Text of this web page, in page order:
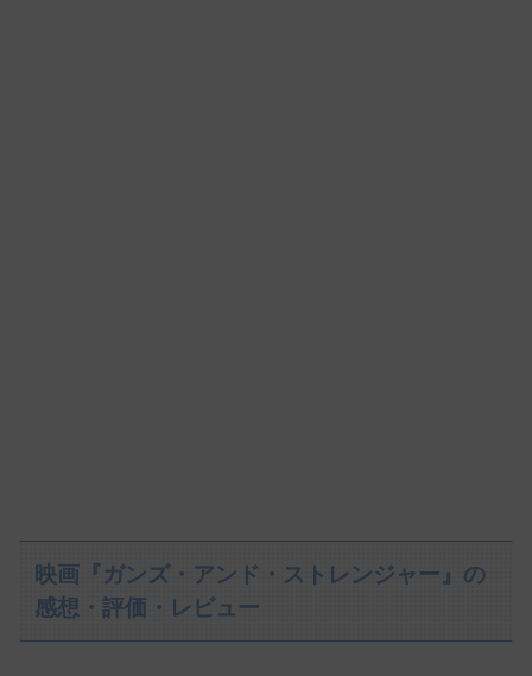
映画『ガンズ・アンド・ストレンジャー』の
感想・評価・レビュー